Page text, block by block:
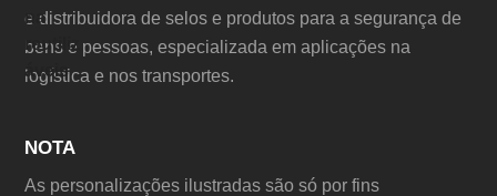
e distribuidora de selos e produtos para a segurança de
bens e pessoas, especializada em aplicações na
logística e nos transportes.
NOTA
As personalizações ilustradas são só por fins